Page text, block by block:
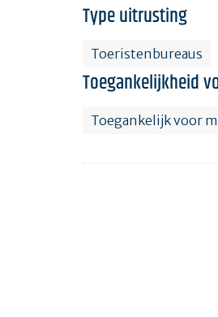
Type uitrusting
Toeristenbureaus
Toegankelijkheid
Toegankelijk voor